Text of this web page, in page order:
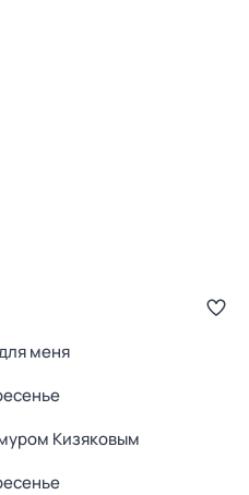
меня
Кизяковым